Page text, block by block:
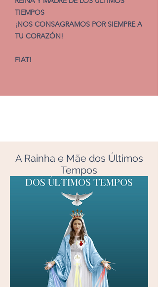
TIEMPOS
¡NOS CONSAGRAMOS POR SIEMPRE A
TU CORAZÓN!
FIAT!
A Rainha e Mãe dos Últimos
Tempos